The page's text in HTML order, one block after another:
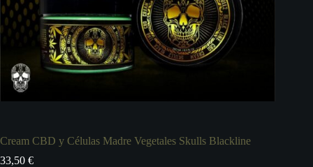
Cream CBD y Células Madre Vegetales Skulls Blackline
33,50 €